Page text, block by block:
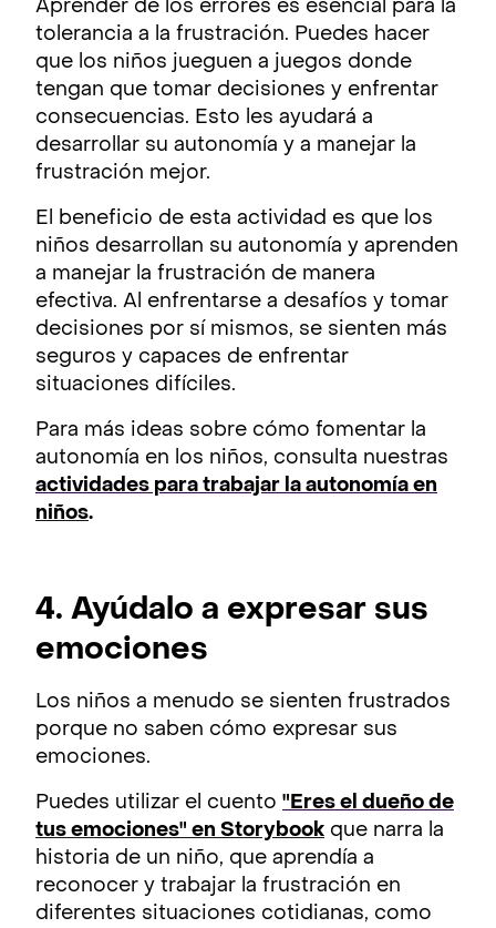
Aprender de los errores es esencial para la
tolerancia a la frustración. Puedes hacer
que los niños jueguen a juegos donde
tengan que tomar decisiones y enfrentar
consecuencias. Esto les ayudará a
desarrollar su autonomía y a manejar la
frustración mejor.
El beneficio de esta actividad es que los
niños desarrollan su autonomía y aprenden
a manejar la frustración de manera
efectiva. Al enfrentarse a desafíos y tomar
decisiones por sí mismos, se sienten más
seguros y capaces de enfrentar
situaciones difíciles.
Para más ideas sobre cómo fomentar la
autonomía en los niños, consulta nuestras
actividades para trabajar la autonomía en
niños.
4. Ayúdalo a expresar sus
emociones
Los niños a menudo se sienten frustrados
porque no saben cómo expresar sus
emociones.
Puedes utilizar el cuento "Eres el dueño de
tus emociones" en Storybook que narra la
historia de un niño, que aprendía a
reconocer y trabajar la frustración en
diferentes situaciones cotidianas, como